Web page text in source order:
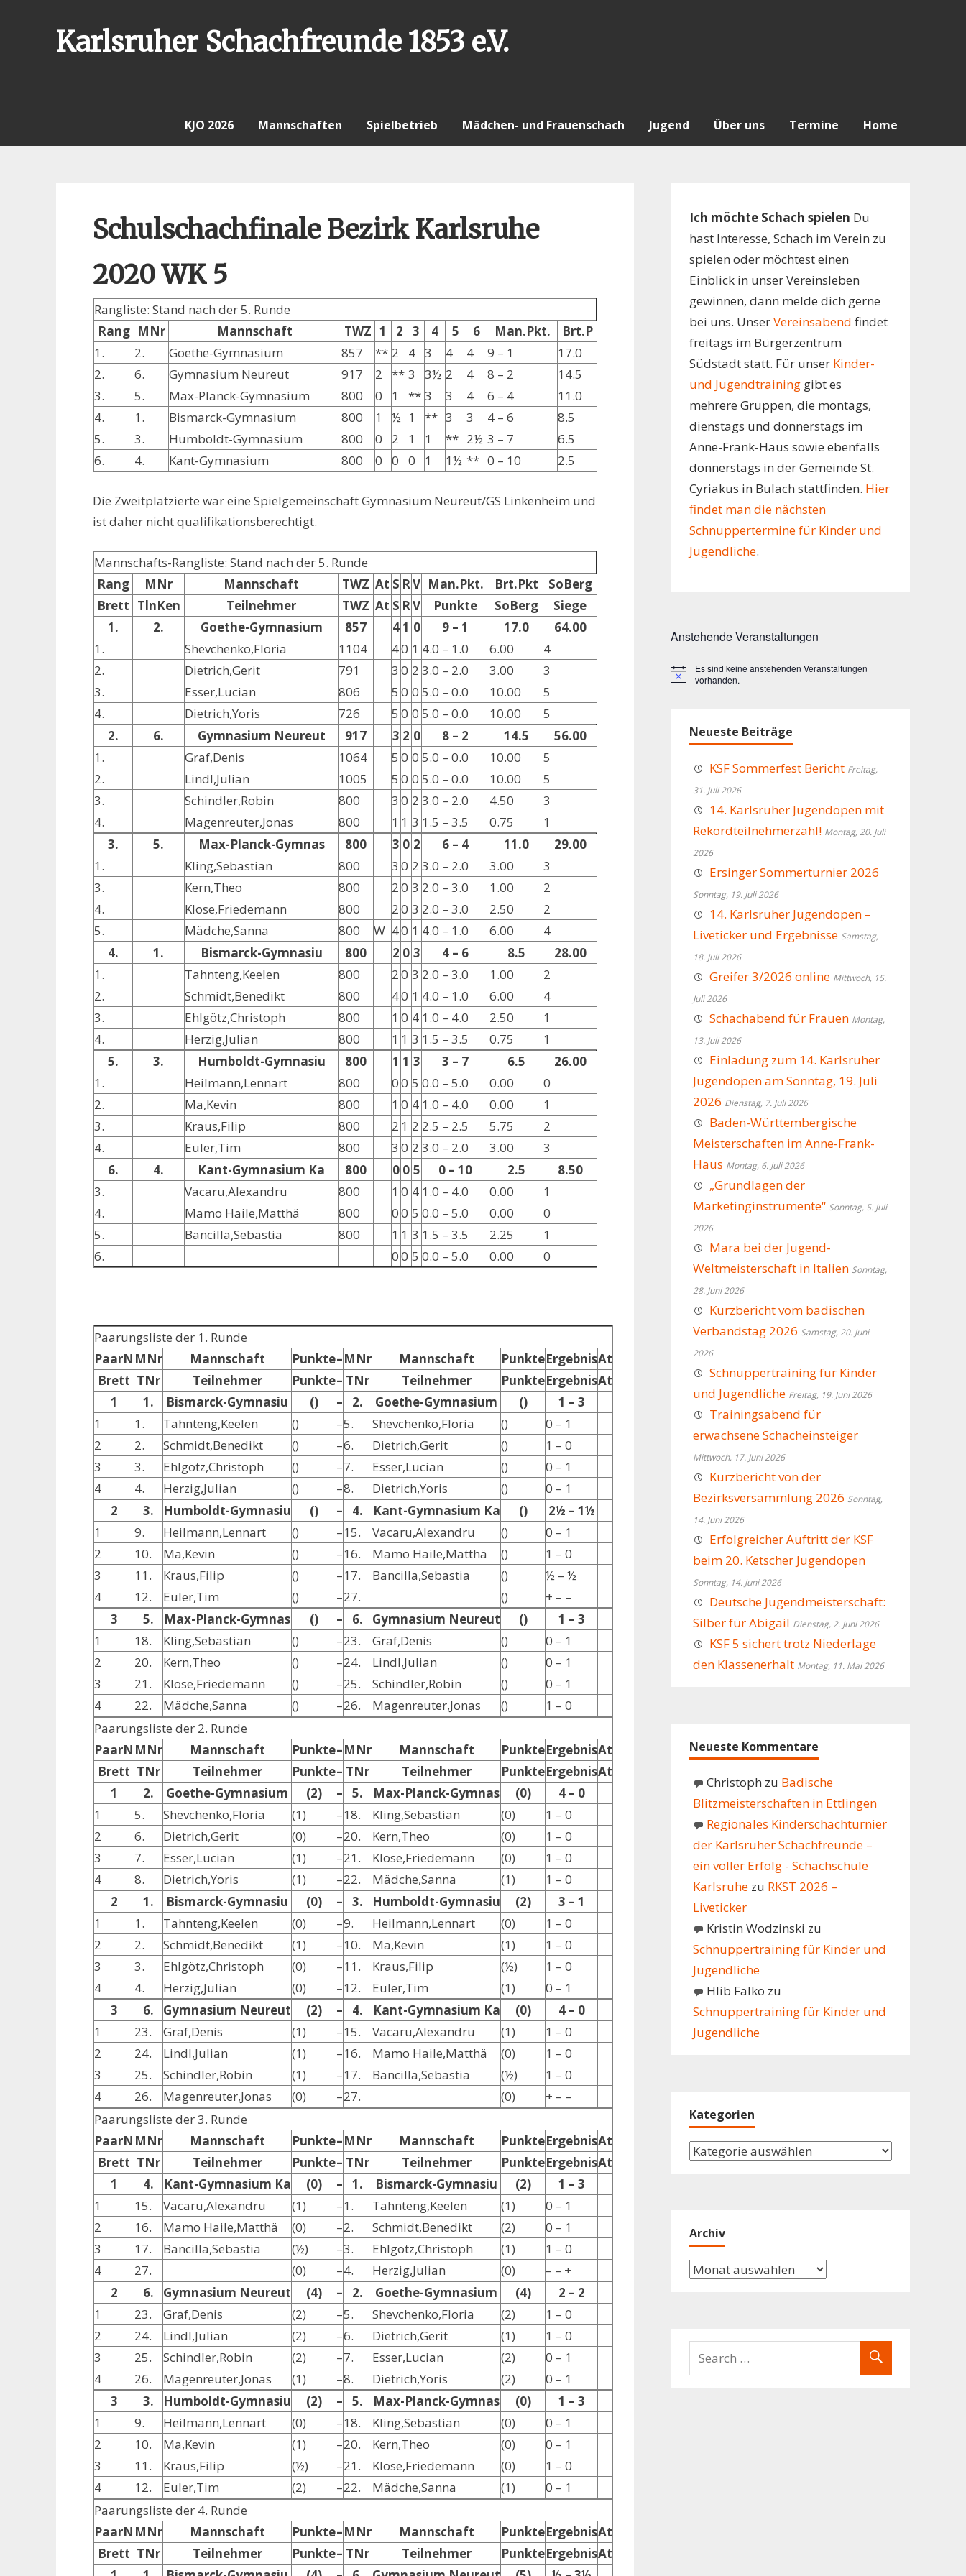
Karlsruher Schachfreunde 1853 e.V.
KJO 2026 Mannschaften Spielbetrieb Mädchen- und Frauenschach Jugend Über uns Termine Home
Schulschachfinale Bezirk Karlsruhe
2020 WK 5
Rangliste: Stand nach der 5. Runde
Rang MNr Mannschaft TWZ 1 2 3 4 5 6 Man.Pkt.
Brt.P
1.
2. Goethe-Gymnasium 857 ** 2 4 3 4 4 9 – 1
17.0
2.
6. Gymnasium Neureut 917 2 ** 3 3½ 2 4 8 – 2
14.5
3.
5. Max-Planck-Gymnasium 800 0 1 ** 3 3 4 6 – 4
11.0
4.
1. Bismarck-Gymnasium 800 1 ½ 1 ** 3 3 4 – 6
8.5
5.
3. Humboldt-Gymnasium 800 0 2 1 1 ** 2½ 3 – 7
6.5
6.
4. Kant-Gymnasium 800 0 0 0 1 1½ ** 0 – 10 2.5
Die Zweitplatzierte war eine Spielgemeinschaft Gymnasium Neureut/GS Linkenheim und
ist daher nicht qualifikationsberechtigt.
Mannschafts-Rangliste: Stand nach der 5. Runde
Rang
MNr Mannschaft TWZ At S RV Man.Pkt. Brt.Pkt
SoBerg
Brett TlnKen Teilnehmer TWZ At S RV Punkte SoBerg
Siege
1.
2. Goethe-Gymnasium 857 41 0 9 – 1 17.0
64.00
1.
Shevchenko,Floria 1104 40 1 4.0 – 1.0 6.00
4
2.
Dietrich,Gerit 791 3 0 2 3.0 – 2.0 3.00
3
3.
Esser,Lucian 806 5 0 0 5.0 – 0.0 10.00
5
4.
Dietrich,Yoris 726 5 0 0 5.0 – 0.0 10.00
5
2.
6. Gymnasium Neureut 917 3 2 0 8 – 2 14.5
56.00
1.
Graf,Denis 1064 5 0 0 5.0 – 0.0 10.00
5
2.
Lindl,Julian 1005 5 0 0 5.0 – 0.0 10.00
5
3.
Schindler,Robin 800 3 0 2 3.0 – 2.0 4.50
3
4.
Magenreuter,Jonas 800 1 1 3 1.5 – 3.5 0.75
1
3.
5. Max-Planck-Gymnas 800 3 0 2 6 – 4 11.0
29.00
1.
Kling,Sebastian 800 3 0 2 3.0 – 2.0 3.00
3
3.
Kern,Theo 800 20 3 2.0 – 3.0 1.00
2
4.
Klose,Friedemann 800 20 3 2.0 – 3.0 2.50
2
5.
Mädche,Sanna 800 W 40 1 4.0 – 1.0 6.00
4
4.
1. Bismarck-Gymnasiu 800 2 0 3 4 – 6 8.5
28.00
1.
Tahnteng,Keelen 800 20 3 2.0 – 3.0 1.00
2
2.
Schmidt,Benedikt 800 40 1 4.0 – 1.0 6.00
4
3.
Ehlgötz,Christoph 800 1 0 4 1.0 – 4.0 2.50
1
4.
Herzig,Julian 800 1 1 3 1.5 – 3.5 0.75
1
5.
3. Humboldt-Gymnasiu 800 1 1 3 3 – 7 6.5
26.00
1.
Heilmann,Lennart 800 00 5 0.0 – 5.0 0.00
0
2.
Ma,Kevin 800 1 0 4 1.0 – 4.0 0.00
1
3.
Kraus,Filip 800 2 1 2 2.5 – 2.5 5.75
2
4.
Euler,Tim 800 3 0 2 3.0 – 2.0 3.00
3
6.
4. Kant-Gymnasium Ka 800 0 0 5 0 – 10 2.5
8.50
3.
Vacaru,Alexandru 800 1 0 4 1.0 – 4.0 0.00
1
4.
Mamo Haile,Matthä 800 00 5 0.0 – 5.0 0.00
0
5.
Bancilla,Sebastia 800 1 1 3 1.5 – 3.5 2.25
1
6.
00 5 0.0 – 5.0 0.00 0
Paarungsliste der 1. Runde
PaarN MNr Mannschaft Punkte–MNr Mannschaft PunkteErgebnisAt
Brett TNr Teilnehmer Punkte– TNr Teilnehmer PunkteErgebnisAt
1
1. Bismarck-Gymnasiu () – 2. Goethe-Gymnasium ()
1 – 3
1
1. Tahnteng,Keelen () –5. Shevchenko,Floria ()
0 – 1
2
2. Schmidt,Benedikt () –6. Dietrich,Gerit ()
1 – 0
3
3. Ehlgötz,Christoph () –7. Esser,Lucian ()
0 – 1
4
4. Herzig,Julian () –8. Dietrich,Yoris ()
0 – 1
2
3. Humboldt-Gymnasiu () – 4. Kant-Gymnasium Ka ()
2½ – 1½
1
9. Heilmann,Lennart () –15. Vacaru,Alexandru ()
0 – 1
2
10. Ma,Kevin () –16. Mamo Haile,Matthä ()
1 – 0
3
11. Kraus,Filip () –17. Bancilla,Sebastia ()
½ – ½
4
12. Euler,Tim () –27. ()
+ – –
3
5. Max-Planck-Gymnas () – 6. Gymnasium Neureut ()
1 – 3
1
18. Kling,Sebastian () –23. Graf,Denis ()
0 – 1
2
20. Kern,Theo () –24. Lindl,Julian ()
0 – 1
3
21. Klose,Friedemann () –25. Schindler,Robin ()
0 – 1
4
22. Mädche,Sanna () –26. Magenreuter,Jonas ()
1 – 0
Paarungsliste der 2. Runde
PaarN MNr Mannschaft Punkte–MNr Mannschaft PunkteErgebnisAt
Brett TNr Teilnehmer Punkte– TNr Teilnehmer PunkteErgebnisAt
1
2. Goethe-Gymnasium (2) – 5. Max-Planck-Gymnas (0)
4 – 0
1
5. Shevchenko,Floria (1) –18. Kling,Sebastian (0)
1 – 0
2
6. Dietrich,Gerit (0) –20. Kern,Theo (0)
1 – 0
3
7. Esser,Lucian (1) –21. Klose,Friedemann (0)
1 – 0
4
8. Dietrich,Yoris (1) –22. Mädche,Sanna (1)
1 – 0
2
1. Bismarck-Gymnasiu (0) – 3. Humboldt-Gymnasiu (2)
3 – 1
1
1. Tahnteng,Keelen (0) –9. Heilmann,Lennart (0)
1 – 0
2
2. Schmidt,Benedikt (1) –10. Ma,Kevin (1)
1 – 0
3
3. Ehlgötz,Christoph (0) –11. Kraus,Filip (½)
1 – 0
4
4. Herzig,Julian (0) –12. Euler,Tim (1)
0 – 1
3
6. Gymnasium Neureut (2) – 4. Kant-Gymnasium Ka (0)
4 – 0
1
23. Graf,Denis (1) –15. Vacaru,Alexandru (1)
1 – 0
2
24. Lindl,Julian (1) –16. Mamo Haile,Matthä (0)
1 – 0
3
25. Schindler,Robin (1) –17. Bancilla,Sebastia (½)
1 – 0
4
26. Magenreuter,Jonas (0) –27. (0)
+ – –
Paarungsliste der 3. Runde
PaarN MNr Mannschaft Punkte–MNr Mannschaft PunkteErgebnisAt
Brett TNr Teilnehmer Punkte– TNr Teilnehmer PunkteErgebnisAt
1
4. Kant-Gymnasium Ka (0) – 1. Bismarck-Gymnasiu (2)
1 – 3
1
15. Vacaru,Alexandru (1) –1. Tahnteng,Keelen (1)
0 – 1
2
16. Mamo Haile,Matthä (0) –2. Schmidt,Benedikt (2)
0 – 1
3
17. Bancilla,Sebastia (½) –3. Ehlgötz,Christoph (1)
1 – 0
4
27. (0) –4. Herzig,Julian (0)
– – +
2
6. Gymnasium Neureut (4) – 2. Goethe-Gymnasium (4)
2 – 2
1
23. Graf,Denis (2) –5. Shevchenko,Floria (2)
1 – 0
2
24. Lindl,Julian (2) –6. Dietrich,Gerit (1)
1 – 0
3
25. Schindler,Robin (2) –7. Esser,Lucian (2)
0 – 1
4
26. Magenreuter,Jonas (1) –8. Dietrich,Yoris (2)
0 – 1
3
3. Humboldt-Gymnasiu (2) – 5. Max-Planck-Gymnas (0)
1 – 3
1
9. Heilmann,Lennart (0) –18. Kling,Sebastian (0)
0 – 1
2
10. Ma,Kevin (1) –20. Kern,Theo (0)
0 – 1
3
11. Kraus,Filip (½) –21. Klose,Friedemann (0)
1 – 0
4
12. Euler,Tim (2) –22. Mädche,Sanna (1)
0 – 1
Paarungsliste der 4. Runde
PaarN MNr Mannschaft Punkte–MNr Mannschaft PunkteErgebnisAt
Brett TNr Teilnehmer Punkte– TNr Teilnehmer PunkteErgebnisAt
Ich möchte Schach spielen Du
hast Interesse, Schach im Verein zu
spielen oder möchtest einen
Einblick in unser Vereinsleben
gewinnen, dann melde dich gerne
bei uns. UnserVereinsabend findet
freitags im Bürgerzentrum
Südstadt statt. Für unser Kinder-
und Jugendtraininggibt es
mehrere Gruppen, die montags,
dienstags und donnerstags im
Anne-Frank-Haus sowie ebenfalls
donnerstags in der Gemeinde St.
Cyriakus in Bulach stattfinden. Hier
findet man die nächsten
Schnuppertermine für Kinder und
Jugendliche.
Anstehende Veranstaltungen
Hinweis
Es sind keine anstehenden Veranstaltungen
vorhanden.
Neueste Beiträge
KSF Sommerfest Bericht Freitag,
31. Juli 2026
14. Karlsruher Jugendopen mit
Rekordteilnehmerzahl! Montag, 20. Juli
2026
Ersinger Sommerturnier 2026
Sonntag, 19. Juli 2026
14. Karlsruher Jugendopen –
Liveticker und Ergebnisse Samstag,
18. Juli 2026
Greifer 3/2026 online Mittwoch, 15.
Juli 2026
Schachabend für Frauen Montag,
13. Juli 2026
Einladung zum 14. Karlsruher
Jugendopen am Sonntag, 19. Juli
2026 Dienstag, 7. Juli 2026
Baden-Württembergische
Meisterschaften im Anne-Frank-
Haus Montag, 6. Juli 2026
„Grundlagen der
Marketinginstrumente“ Sonntag, 5. Juli
2026
Mara bei der Jugend-
Weltmeisterschaft in Italien Sonntag,
28. Juni 2026
Kurzbericht vom badischen
Verbandstag 2026 Samstag, 20. Juni
2026
Schnuppertraining für Kinder
und Jugendliche Freitag, 19. Juni 2026
Trainingsabend für
erwachsene Schacheinsteiger
Mittwoch, 17. Juni 2026
Kurzbericht von der
Bezirksversammlung 2026 Sonntag,
14. Juni 2026
Erfolgreicher Auftritt der KSF
beim 20. Ketscher Jugendopen
Sonntag, 14. Juni 2026
Deutsche Jugendmeisterschaft:
Silber für Abigail Dienstag, 2. Juni 2026
KSF 5 sichert trotz Niederlage
den Klassenerhalt Montag, 11. Mai 2026
Neueste Kommentare
Christoph zu Badische
Blitzmeisterschaften in Ettlingen
Regionales Kinderschachturnier
der Karlsruher Schachfreunde –
ein voller Erfolg - Schachschule
Karlsruhezu RKST 2026 –
Liveticker
Kristin Wodzinski zu
Schnuppertraining für Kinder und
Jugendliche
Hlib Falko zu
Schnuppertraining für Kinder und
Jugendliche
Kategorien
Kategorien
Archiv
Archiv